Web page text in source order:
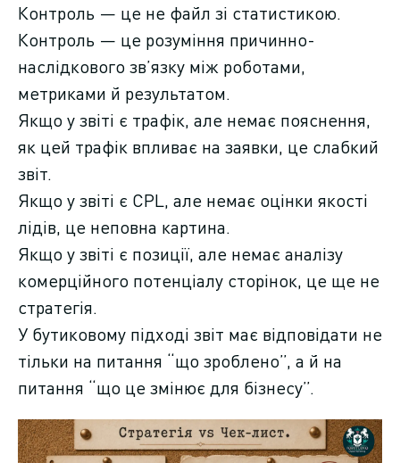
Контроль — це не файл зі статистикою.
Контроль — це розуміння причинно-
наслідкового зв’язку між роботами,
метриками й результатом.
Якщо у звіті є трафік, але немає пояснення,
як цей трафік впливає на заявки, це слабкий
звіт.
Якщо у звіті є CPL, але немає оцінки якості
лідів, це неповна картина.
Якщо у звіті є позиції, але немає аналізу
комерційного потенціалу сторінок, це ще не
стратегія.
У бутиковому підході звіт має відповідати не
тільки на питання “що зроблено”, а й на
питання “що це змінює для бізнесу”.